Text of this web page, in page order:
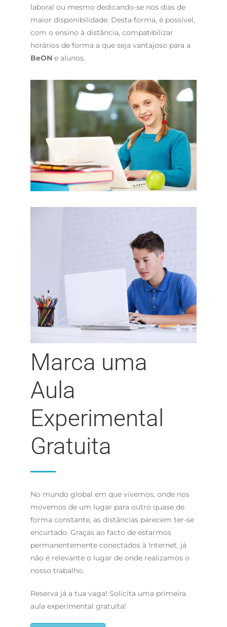
laboral ou mesmo dedicando-se nos dias de
maior disponibilidade. Desta forma, é possível,
com o ensino à distância, compatibilizar
horários de forma a que seja vantajoso para a
BeON e alunos.
Marca uma
Aula
Experimental
Gratuita
No mundo global em que vivemos, onde nos
movemos de um lugar para outro quase de
forma constante, as distâncias parecem ter-se
encurtado. Graças ao facto de estarmos
permanentemente conectados à Internet, já
não é relevante o lugar de onde realizamos o
nosso trabalho.
Reserva já a tua vaga! Solicita uma primeira
aula experimental gratuita!